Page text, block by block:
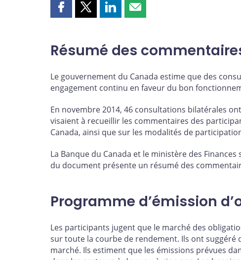
Partager
sur
Facebook
Partager
sur
X
Partager
sur
LinkedIn
Partager
par
courriel
Résumé des
Le gouvernement du Canada estime que des
engagement continu en faveur du bon
En novembre 2014, 46 consultations bilatérales
visaient à recueillir les commentaires des
Canada, ainsi que sur les modalités de
La Banque du Canada et le ministère des
du document présente un résumé des
Programme d’émission
Les participants jugent que le marché des
sur toute la courbe de rendement. Ils ont suggéré
marché. Ils estiment que les émissions prévues